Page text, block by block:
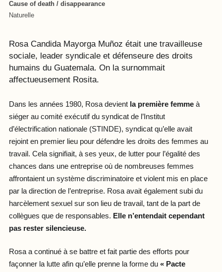
Cause of death / disappearance
Naturelle
Rosa Candida Mayorga Muñoz était une travailleuse
sociale, leader syndicale et défenseure des droits
humains du Guatemala. On la surnommait
affectueusement Rosita.
Dans les années 1980, Rosa devient la première femme à
siéger au comité exécutif du syndicat de l’Institut
d’électrification nationale (STINDE), syndicat qu’elle avait
rejoint en premier lieu pour défendre les droits des femmes au
travail. Cela signifiait, à ses yeux, de lutter pour l’égalité des
chances dans une entreprise où de nombreuses femmes
affrontaient un système discriminatoire et violent mis en place
par la direction de l’entreprise. Rosa avait également subi du
harcèlement sexuel sur son lieu de travail, tant de la part de
collègues que de responsables. Elle n’entendait cependant
pas rester silencieuse.
Rosa a continué à se battre et fait partie des efforts pour
façonner la lutte afin qu’elle prenne la forme du « Pacte